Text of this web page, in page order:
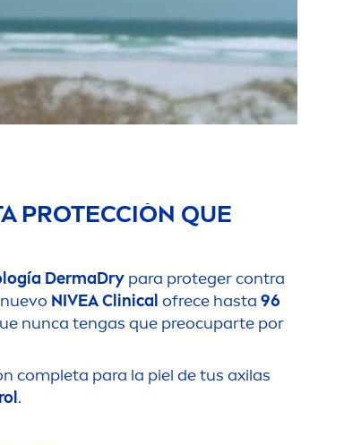
PROTECCIÓN QUE
DermaDry para proteger contra
NIVEAClinical ofrece hasta 96
nunca tengas que preocuparte por
completa para la piel de tus axilas
.